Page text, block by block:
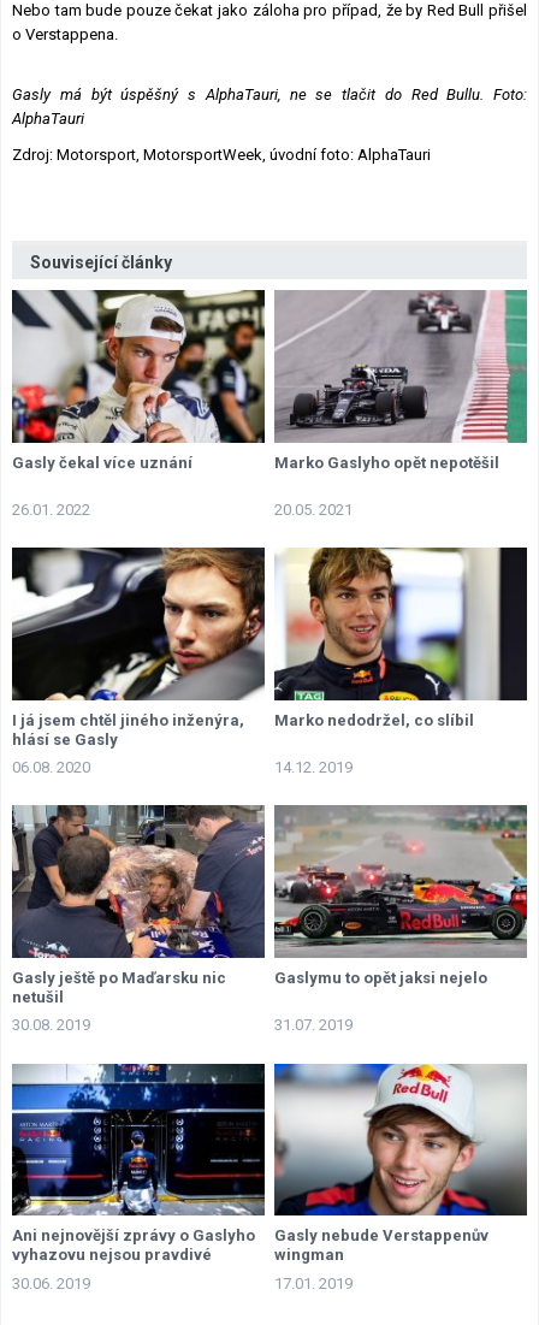
Nebo tam bude pouze čekat jako záloha pro případ, že by Red Bull přišel
o Verstappena.
Gasly má být úspěšný s AlphaTauri, ne se tlačit do Red Bullu. Foto:
AlphaTauri
Zdroj: Motorsport, MotorsportWeek, úvodní foto: AlphaTauri
Související články
Gasly čekal více uznání
26.01. 2022
Marko Gaslyho opět nepotěšil
20.05. 2021
I já jsem chtěl jiného inženýra,
hlásí se Gasly
06.08. 2020
Marko nedodržel, co slíbil
14.12. 2019
Gasly ještě po Maďarsku nic
netušil
30.08. 2019
Gaslymu to opět jaksi nejelo
31.07. 2019
Ani nejnovější zprávy o Gaslyho
vyhazovu nejsou pravdivé
30.06. 2019
Gasly nebude Verstappenův
wingman
17.01. 2019